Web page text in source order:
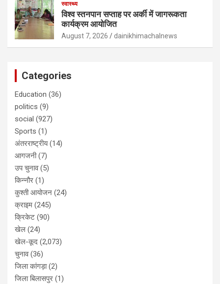
स्वास्थ्य
विश्व स्तनपान सप्ताह पर अर्की में जागरूकता
कार्यक्रम आयोजित
August 7, 2026 dainikhimachalnews
Categories
Education (36)
politics (9)
social (927)
Sports (1)
अंतरराष्ट्रीय(14)
आगजनी(7)
उप चुनाव(5)
किन्नौर (1)
कुश्ती आयोजन (24)
क्राइम (245)
क्रिकेट (90)
खेल (24)
खेल-कूद (2,073)
चुनाव(36)
जिला कांगड़ा(2)
जिला बिलासपुर (1)